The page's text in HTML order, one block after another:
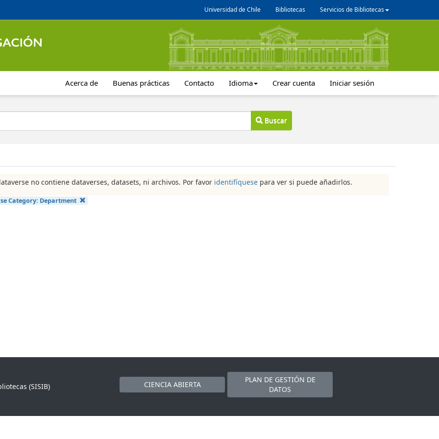
Universidad de Chile Bibliotecas Servicios de Bibliotecas
Acerca de Buenas prácticas Contacto Idioma Crear cuenta Iniciar sesión
Buscar
no contiene dataverses, datasets, ni archivos. Por favor identifíquese para ver si puede añadirlos.
Category: Department
(SISIB)
CIENCIA ABIERTA
PLAN DE GESTIÓN DE
DATOS